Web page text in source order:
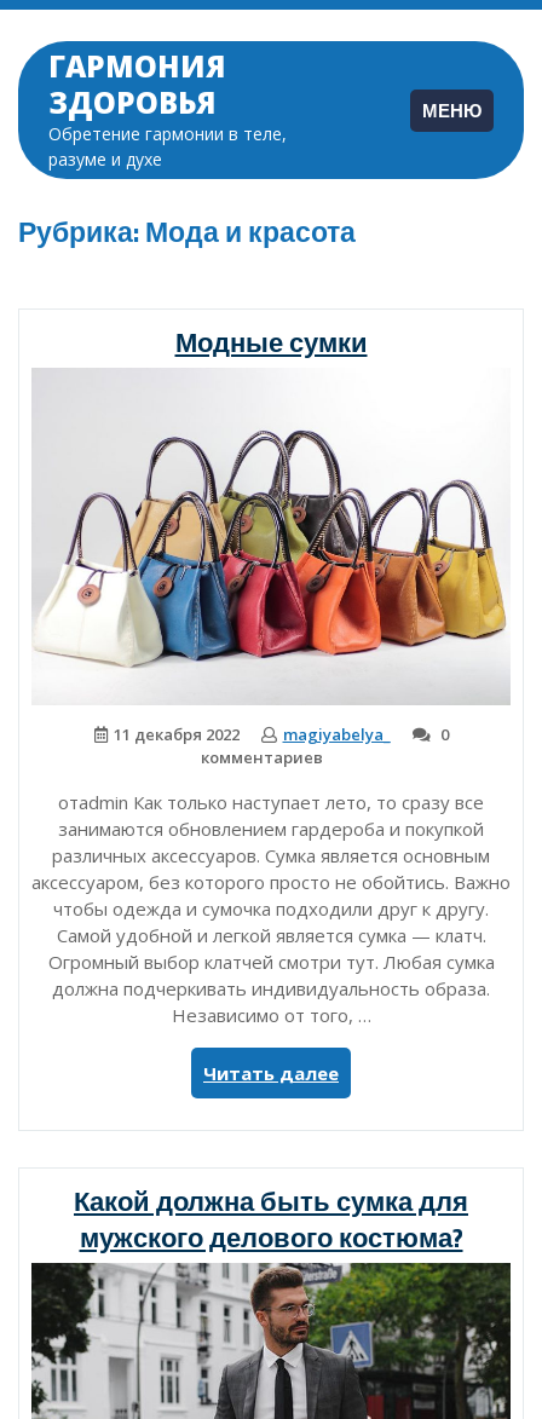
Перейти
содержимому
ГАРМОНИЯ
ЗДОРОВЬЯ
Обретение гармонии в теле,
разуме и духе
МЕНЮ
Рубрика:Мода и красота
Модные сумки
11 декабря 2022 magiyabelya_
0
комментариев
отadmin Как только наступает лето, то сразу все
занимаются обновлением гардероба и покупкой
различных аксессуаров. Сумка является основным
аксессуаром, без которого просто не обойтись. Важно
чтобы одежда и сумочка подходили друг к другу.
Самой удобной и легкой является сумка — клатч.
Огромный выбор клатчей смотри тут. Любая сумка
должна подчеркивать индивидуальность образа.
Независимо от того, …
Читать далее«Модные
сумки»
Какой должна быть сумка для
мужского делового костюма?